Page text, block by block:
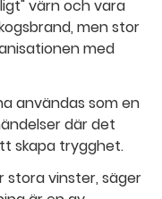
värn och vara
men stor
med
användas som en
där det
skapa trygghet.
stora vinster, säger